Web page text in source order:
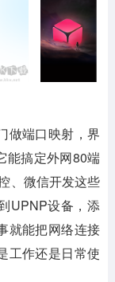
做端口映射，界
能搞定外网80端
、微信开发这些
UPNP设备，添
就能把网络连接
工作还是日常使